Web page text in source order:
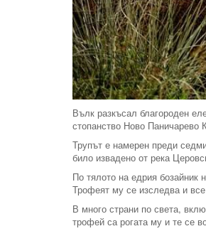
Вълк разкъсал благороден
стопанство Ново Паничарево
Трупът е намерен преди
било извадено от река
По тялото на едрия бозайник
Трофеят му се изследва и
В много страни по света,
трофей са рогата му и те се